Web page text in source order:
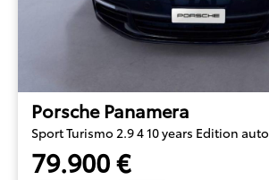
Porsche Panamera
Sport Turismo 2.9 4 10 years Edition auto
79.900 €